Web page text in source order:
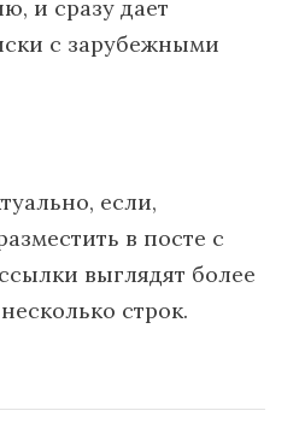
и сразу дает
с зарубежными
если,
в посте с
выглядят более
строк.